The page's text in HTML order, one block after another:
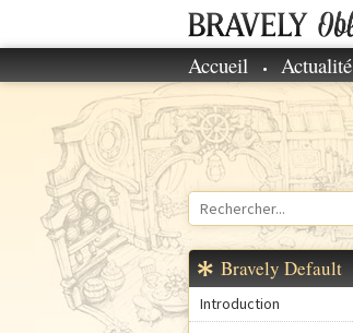
M
n
u
r
i
n
c
Accueil Actualité
Formulaire
recherche
Rechercher
Bravely Default
Introduction